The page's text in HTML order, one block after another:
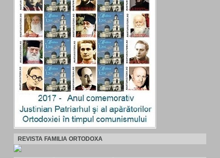
REVISTA FAMILIA ORTODOXA